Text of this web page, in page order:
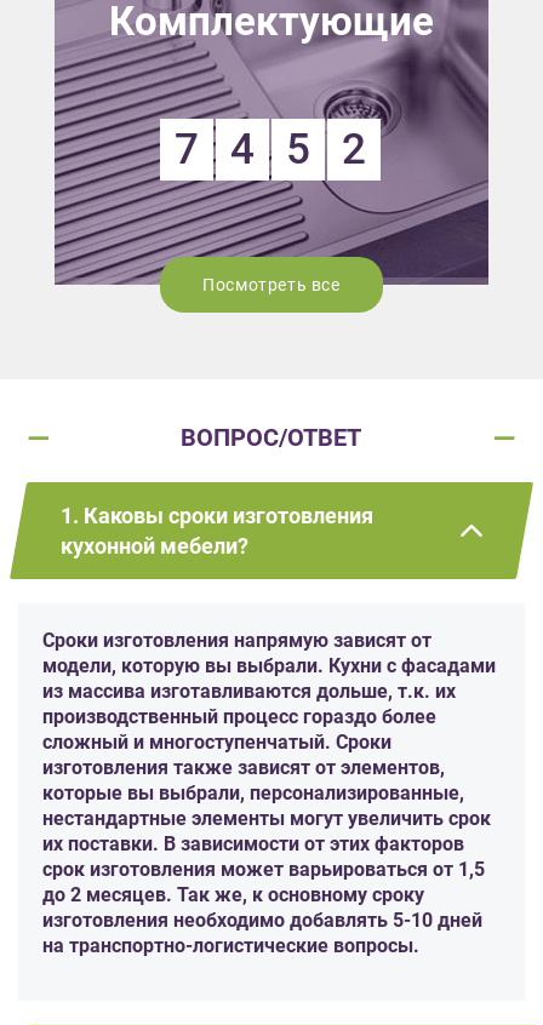
Комплектующие
7 4 5 2
Посмотреть все
ВОПРОС/ОТВЕТ
1. Каковы сроки изготовления
кухонной мебели?
Сроки изготовления напрямую зависят от
модели, которую вы выбрали. Кухни с фасадами
из массива изготавливаются дольше, т.к. их
производственный процесс гораздо более
сложный и многоступенчатый. Сроки
изготовления также зависят от элементов,
которые вы выбрали, персонализированные,
нестандартные элементы могут увеличить срок
их поставки. В зависимости от этих факторов
срок изготовления может варьироваться от 1,5
до 2 месяцев. Так же, к основному сроку
изготовления необходимо добавлять 5-10 дней
на транспортно-логистические вопросы.